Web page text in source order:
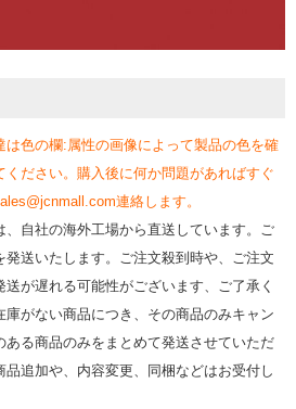
色の欄:属性の画像によって製品の色を確
ださい。購入後に何か問題があればすぐ
連絡します。
自社の海外工場から直送しています。ご
発送いたします。ご注文殺到時や、ご注文
が遅れる可能性がございます、ご了承く
がない商品につき、その商品のみキャン
ある商品のみをまとめて発送させていただ
品追加や、内容変更、同梱などはお受付し